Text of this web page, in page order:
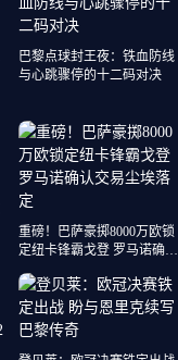
巴黎点球封王夜：铁血防线
与心跳骤停的十二码对决
重磅！巴萨豪掷8000万欧锁
定纽卡锋霸戈登 罗马诺确认